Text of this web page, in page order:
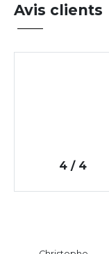
Avis clients
4 / 4